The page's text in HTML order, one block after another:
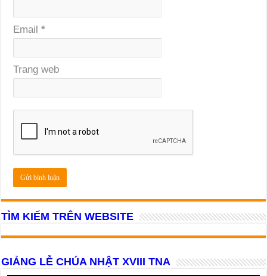
Email*
Trang web
TÌM KIẾM TRÊN WEBSITE
GIẢNG LỄ CHÚA NHẬT XVIII TNA